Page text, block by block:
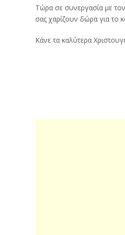
Τώρα σε συνεργασία με τον
σας χαρίζουν δώρα για το
Κάνε τα καλύτερα